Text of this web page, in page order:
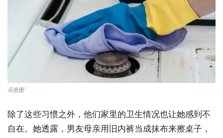
示意图
除了这些习惯之外，他们家里的卫生情况也让她感到不
自在。她透露，男友母亲用旧内裤当成抹布来擦桌子，